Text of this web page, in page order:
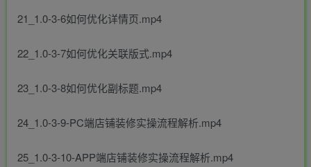
21_1.0-3-6如何优化详情页.mp4
22_1.0-3-7如何优化关联版式.mp4
23_1.0-3-8如何优化副标题.mp4
24_1.0-3-9-PC端店铺装修实操流程解析.mp4
25_1.0-3-10-APP端店铺装修实操流程解析.mp4